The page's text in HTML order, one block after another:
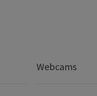
Webcams